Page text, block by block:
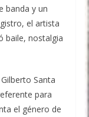
banda y un
el artista
baile, nostalgia
Santa
para
el género de